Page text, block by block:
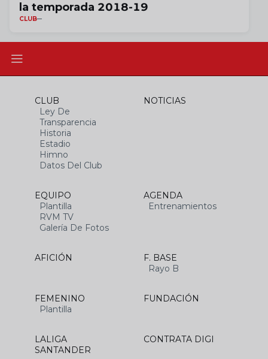
la temporada 2018-19
CLUB
CLUB
Ley De
Transparencia
Historia
Estadio
Himno
Datos Del Club
NOTICIAS
EQUIPO
Plantilla
RVM TV
Galería De Fotos
AGENDA
Entrenamientos
AFICIÓN
F. BASE
Rayo B
FEMENINO
Plantilla
FUNDACIÓN
LALIGA
SANTANDER
CONTRATA DIGI